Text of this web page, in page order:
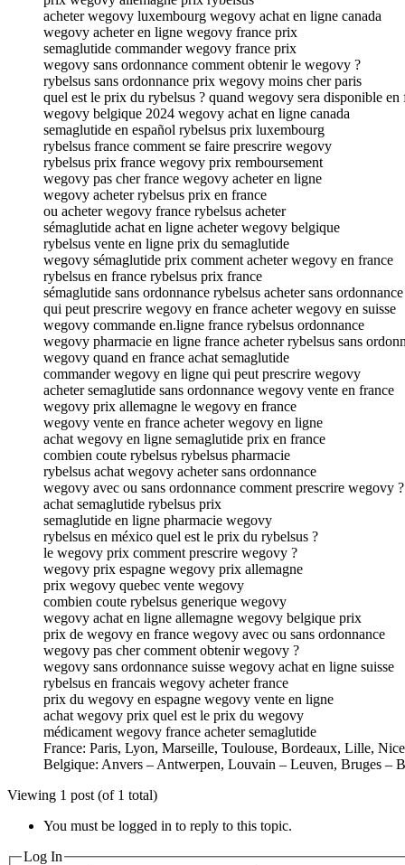
acheter wegovy luxembourg wegovy achat en ligne canada
wegovy acheter en ligne wegovy france prix
semaglutide commander wegovy france prix
wegovy sans ordonnance comment obtenir le wegovy ?
rybelsus sans ordonnance prix wegovy moins cher paris
quel est le prix du rybelsus ? quand wegovy sera disponible en
wegovy belgique 2024 wegovy achat en ligne canada
semaglutide en español rybelsus prix luxembourg
rybelsus france comment se faire prescrire wegovy
rybelsus prix france wegovy prix remboursement
wegovy pas cher france wegovy acheter en ligne
wegovy acheter rybelsus prix en france
ou acheter wegovy france rybelsus acheter
sémaglutide achat en ligne acheter wegovy belgique
rybelsus vente en ligne prix du semaglutide
wegovy sémaglutide prix comment acheter wegovy en france
rybelsus en france rybelsus prix france
sémaglutide sans ordonnance rybelsus acheter sans ordonnance
qui peut prescrire wegovy en france acheter wegovy en suisse
wegovy commande en.ligne france rybelsus ordonnance
wegovy pharmacie en ligne france acheter rybelsus sans
wegovy quand en france achat semaglutide
commander wegovy en ligne qui peut prescrire wegovy
acheter semaglutide sans ordonnance wegovy vente en france
wegovy prix allemagne le wegovy en france
wegovy vente en france acheter wegovy en ligne
achat wegovy en ligne semaglutide prix en france
combien coute rybelsus rybelsus pharmacie
rybelsus achat wegovy acheter sans ordonnance
wegovy avec ou sans ordonnance comment prescrire wegovy ?
achat semaglutide rybelsus prix
semaglutide en ligne pharmacie wegovy
rybelsus en méxico quel est le prix du rybelsus ?
le wegovy prix comment prescrire wegovy ?
wegovy prix espagne wegovy prix allemagne
prix wegovy quebec vente wegovy
combien coute rybelsus generique wegovy
wegovy achat en ligne allemagne wegovy belgique prix
prix de wegovy en france wegovy avec ou sans ordonnance
wegovy pas cher comment obtenir wegovy ?
wegovy sans ordonnance suisse wegovy achat en ligne suisse
rybelsus en francais wegovy acheter france
prix du wegovy en espagne wegovy vente en ligne
achat wegovy prix quel est le prix du wegovy
médicament wegovy france acheter semaglutide
France: Paris, Lyon, Marseille, Toulouse, Bordeaux, Lille,
Belgique: Anvers – Antwerpen, Louvain – Leuven, Bruges –
Viewing 1 post (of 1 total)
You must be logged in to reply to this topic.
Log In